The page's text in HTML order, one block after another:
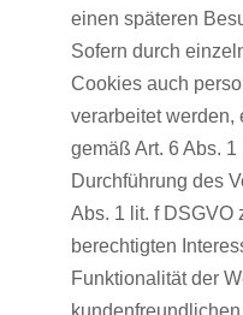
einen späteren
Sofern durch
Cookies auch
verarbeitet werden,
gemäß Art. 6 Abs.
Durchführung des
Abs. 1 lit. f DSGVO
berechtigten
Funktionalität der